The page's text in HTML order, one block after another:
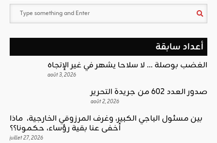
أعداد سابقة
الغضب بوصلة … لا سلاحا يشهر في غير الإتجاه
août 3, 2026
صدور العدد 602 من جريدة التحرير
août 2, 2026
بين مسئول الباجي الكبير، وغرف المرزوقي الخارجية، ماذا
أخفى عنا بقية رؤساء، حكمونا؟؟
juillet 27, 2026